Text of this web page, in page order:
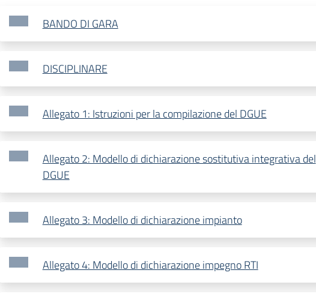
BANDO DI GARA
DISCIPLINARE
Allegato 1: Istruzioni per la compilazione del DGUE
Allegato 2: Modello di dichiarazione sostitutiva integrativa del
DGUE
Allegato 3: Modello di dichiarazione impianto
Allegato 4: Modello di dichiarazione impegno RTI